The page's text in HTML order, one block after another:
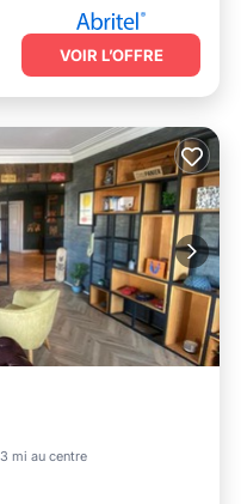
VOIR L’OFFRE
mi au centre